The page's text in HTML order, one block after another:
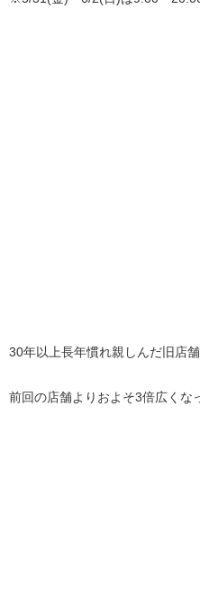
30年以上長年慣れ親しんだ旧店
前回の店舗よりおよそ3倍広くな